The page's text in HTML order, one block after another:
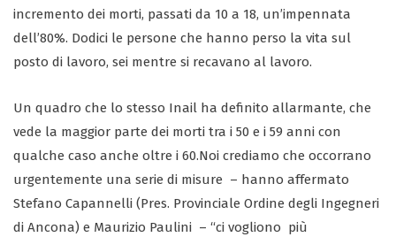
incremento dei morti, passati da 10 a 18, un’impennata
dell’80%. Dodici le persone che hanno perso la vita sul
posto di lavoro, sei mentre si recavano al lavoro.
Un quadro che lo stesso Inail ha definito allarmante, che
vede la maggior parte dei morti tra i 50 e i 59 anni con
qualche caso anche oltre i 60.Noi crediamo che occorrano
urgentemente una serie di misure – hanno affermato
Stefano Capannelli (Pres. Provinciale Ordine degli Ingegneri
di Ancona) e Maurizio Paulini – “ci vogliono più